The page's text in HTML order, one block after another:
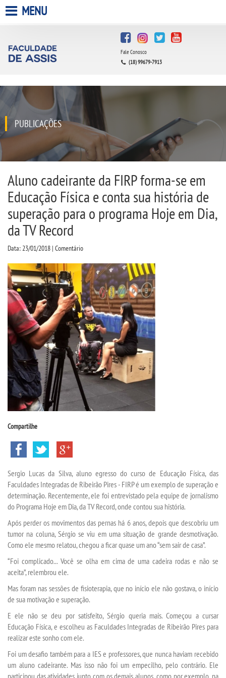
A FACULDADE
QUEM SOMOS
INFRAESTRUTURA
BIBLIOTECA
CPA
CPSA
CURSOS
BACHARELADOS
LICENCIATURAS
TECNOLÓGICOS
VESTIBULAR
INSCREVA-SE
TRANSFERÊNCIA
SEGUNDA GRADUAÇÃO
MATRÍCULA
EDITAL
PUBLICAÇÕES
DESTAQUES
REVISTAS ELETRÔNICAS
UNIESP NEWS
MENU
Fale Conosco
(18) 99679-7913
PUBLICAÇÕES
Aluno cadeirante da FIRP forma-se em
Educação Física e conta sua história de
superação para o programa Hoje em Dia,
da TV Record
Data: 23/01/2018 | Comentário
Compartilhe
Sergio Lucas da Silva, aluno egresso do curso de Educação Física, das
Faculdades Integradas de Ribeirão Pires - FIRP é um exemplo de superação e
determinação. Recentemente, ele foi entrevistado pela equipe de jornalismo
do Programa Hoje em Dia, da TV Record, onde contou sua história.
Após perder os movimentos das pernas há 6 anos, depois que descobriu um
tumor na coluna, Sérgio se viu em uma situação de grande desmotivação.
Como ele mesmo relatou, chegou a ficar quase um ano “sem sair de casa”.
“Foi complicado... Você se olha em cima de uma cadeira rodas e não se
aceita”, relembrou ele.
Mas foram nas sessões de fisioterapia, que no início ele não gostava, o início
de sua motivação e superação.
E ele não se deu por satisfeito, Sérgio queria mais. Começou a cursar
Educação Física, e escolheu as Faculdades Integradas de Ribeirão Pires para
realizar este sonho com ele.
Foi um desafio também para a IES e professores, que nunca haviam recebido
um aluno cadeirante. Mas isso não foi um empecilho, pelo contrário. Ele
participou das atividades junto com os demais alunos, como por exemplo, na